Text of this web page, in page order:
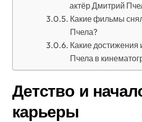
актёр Дмитрий
Какие фильмы
Пчела?
Какие достижения
Пчела в
Детство и
карьеры